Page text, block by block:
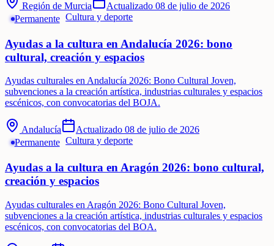
Región de Murcia Actualizado 08 de julio de 2026
Permanente Cultura y deporte
Ayudas a la cultura en Andalucía 2026: bono
cultural, creación y espacios
Ayudas culturales en Andalucía 2026: Bono Cultural Joven,
subvenciones a la creación artística, industrias culturales y espacios
escénicos, con convocatorias del BOJA.
Andalucía Actualizado 08 de julio de 2026
Permanente Cultura y deporte
Ayudas a la cultura en Aragón 2026: bono cultural,
creación y espacios
Ayudas culturales en Aragón 2026: Bono Cultural Joven,
subvenciones a la creación artística, industrias culturales y espacios
escénicos, con convocatorias del BOA.